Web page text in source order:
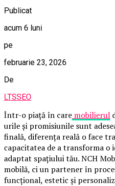
Publicat
acum 6 luni
pe
februarie 23, 2026
De
LTSSEO
Într-o piață în care mobilierul
urile și promisiunile sunt
finală, diferența reală o face
capacitatea de a transforma
adaptat spațiului tău. NCH
mobilă, ci un partener în
funcțional, estetic și